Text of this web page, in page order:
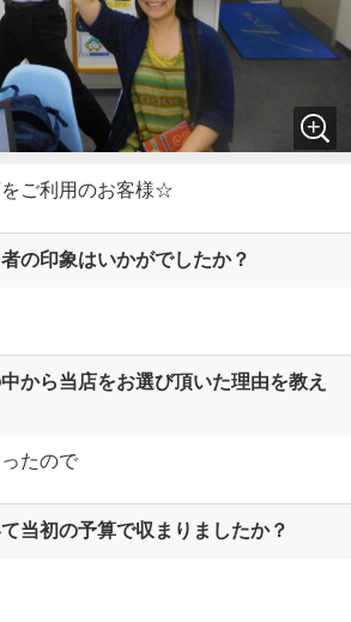
ご利用のお客様☆
の印象はいかがでしたか？
から当店をお選び頂いた理由を教え
たので
当初の予算で収まりましたか？